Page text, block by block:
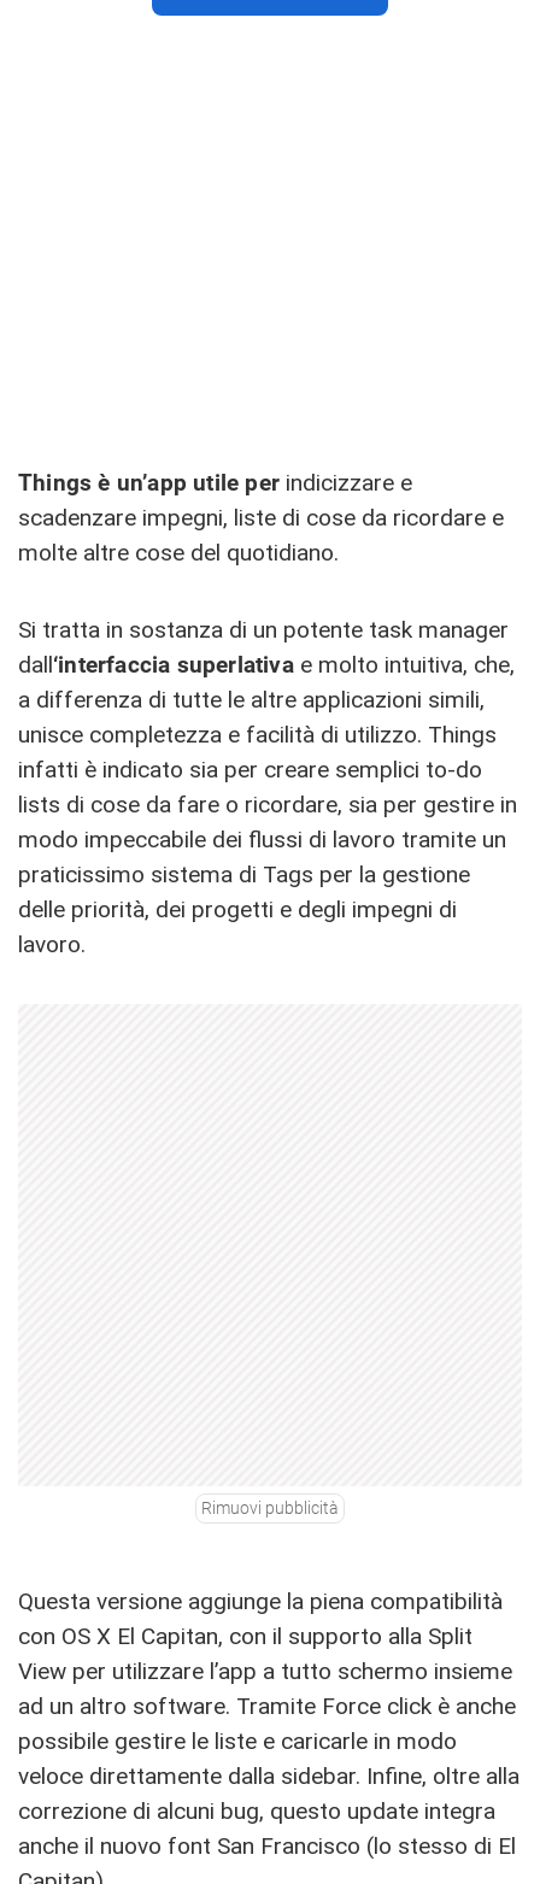
Things è un’app utile per indicizzare e
scadenzare impegni, liste di cose da ricordare e
molte altre cose del quotidiano.
Si tratta in sostanza di un potente task manager
dall‘interfaccia superlativae molto intuitiva, che,
a differenza di tutte le altre applicazioni simili,
unisce completezza e facilità di utilizzo. Things
infatti è indicato sia per creare semplici to-do
lists di cose da fare o ricordare, sia per gestire in
modo impeccabile dei flussi di lavoro tramite un
praticissimo sistema di Tags per la gestione
delle priorità, dei progetti e degli impegni di
lavoro.
Rimuovi pubblicità
Questa versione aggiunge la piena compatibilità
con OS X El Capitan, con il supporto alla Split
View per utilizzare l’app a tutto schermo insieme
ad un altro software. Tramite Force click è anche
possibile gestire le liste e caricarle in modo
veloce direttamente dalla sidebar. Infine, oltre alla
correzione di alcuni bug, questo update integra
anche il nuovo font San Francisco (lo stesso di El